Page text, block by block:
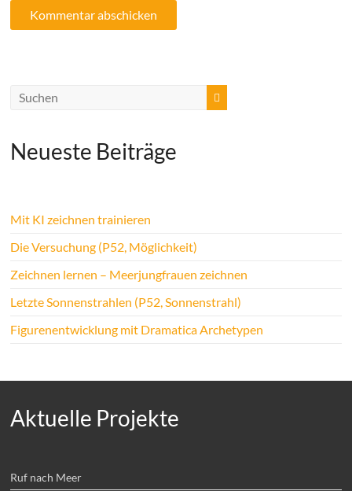
Neueste Beiträge
Mit KI zeichnen trainieren
Die Versuchung (P52, Möglichkeit)
Zeichnen lernen – Meerjungfrauen zeichnen
Letzte Sonnenstrahlen (P52, Sonnenstrahl)
Figurenentwicklung mit Dramatica Archetypen
Aktuelle Projekte
Ruf nach Meer